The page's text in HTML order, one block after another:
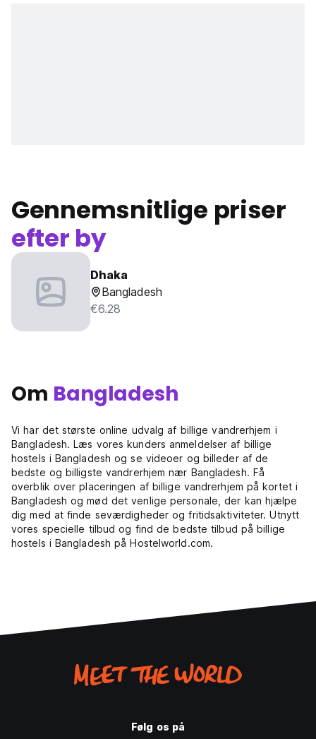
Gennemsnitlige priser
efter by
Dhaka
Bangladesh
€6.28
Om Bangladesh
Vi har det største online udvalg af billige vandrerhjem i
Bangladesh. Læs vores kunders anmeldelser af billige
hostels i Bangladesh og se videoer og billeder af de
bedste og billigste vandrerhjem nær Bangladesh. Få
overblik over placeringen af billige vandrerhjem på kortet i
Bangladesh og mød det venlige personale, der kan hjælpe
dig med at finde seværdigheder og fritidsaktiviteter. Utnytt
vores specielle tilbud og find de bedste tilbud på billige
hostels i Bangladesh på Hostelworld.com.
Følg os på